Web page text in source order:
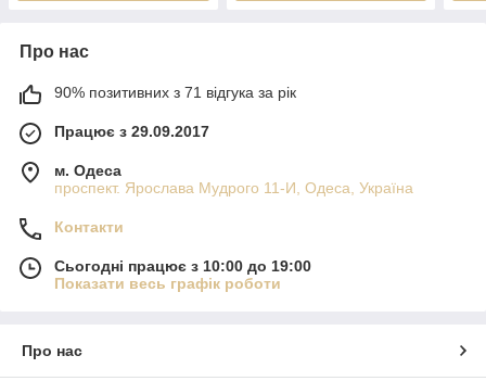
Про нас
90% позитивних з 71 відгука за рік
Працює з 29.09.2017
м. Одеса
проспект. Ярослава Мудрого 11-И, Одеса, Україна
Контакти
Сьогодні працює з 10:00 до 19:00
Показати весь графік роботи
Про нас